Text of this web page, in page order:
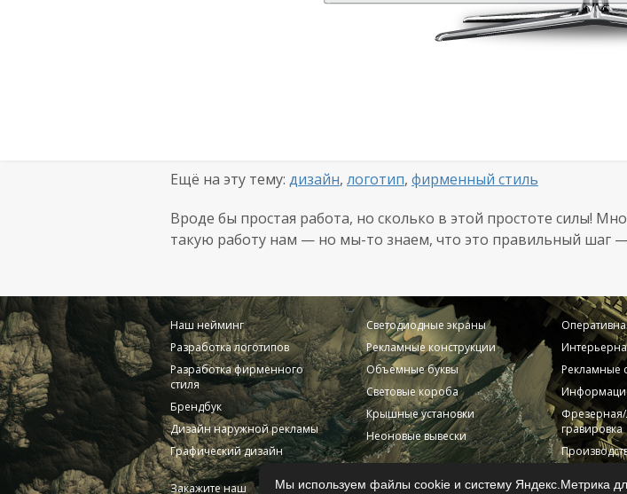
Ещё на эту тему: дизайн, логотип, фирменный стиль
Вроде бы простая работа, но сколько в этой простоте силы!
такую работу нам — но мы-то знаем, что это правильный шаг
Наш нейминг
Разработка логотипов
Разработка фирменного
стиля
Брендбук
Дизайн наружной рекламы
Графический дизайн
Светодиодные экраны
Рекламные конструкции
Объемные буквы
Световые короба
Крышные установки
Неоновые вывески
Рекламные
Фрезерная/
гравировка
карт
Закажите наш
Мы используем файлы cookie и систему Яндекс.Метрика